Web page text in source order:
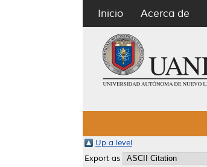
Inicio Acerca de
Up a level
Export as